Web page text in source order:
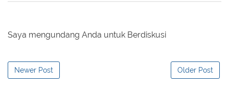
Saya mengundang Anda untuk Berdiskusi
Newer Post Older Post